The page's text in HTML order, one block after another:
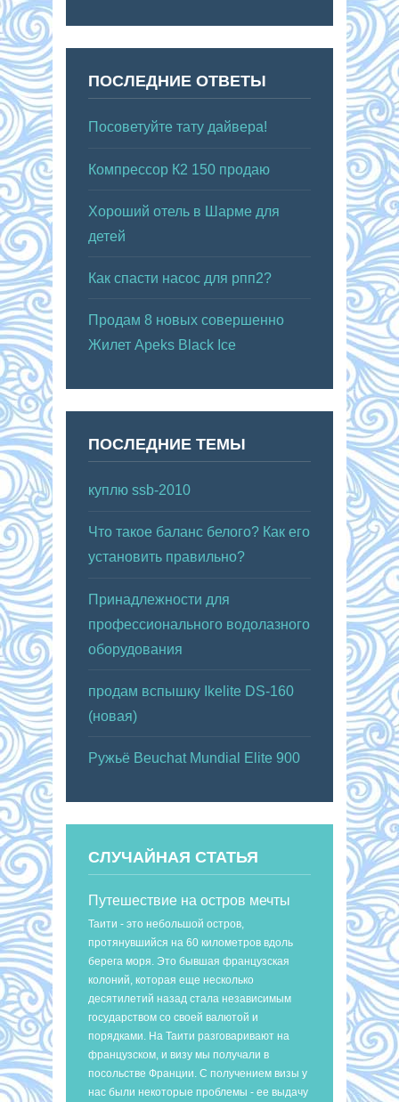
ПОСЛЕДНИЕ ОТВЕТЫ
Посоветуйте тату дайвера!
Компрессор К2 150 продаю
Хороший отель в Шарме для
детей
Как спасти насос для рпп2?
Продам 8 новых совершенно
Жилет Apeks Black Ice
ПОСЛЕДНИЕ ТЕМЫ
куплю ssb-2010
Что такое баланс белого? Как его
установить правильно?
Принадлежности для
профессионального водолазного
оборудования
продам вспышку Ikelite DS-160
(новая)
Ружьё Beuchat Mundial Elite 900
СЛУЧАЙНАЯ СТАТЬЯ
Путешествие на остров мечты
Таити - это небольшой остров,
протянувшийся на 60 километров вдоль
берега моря. Это бывшая французская
колоний, которая еще несколько
десятилетий назад стала независимым
государством со своей валютой и
порядками. На Таити разговаривают на
французском, и визу мы получали в
посольстве Франции. С получением визы у
нас были некоторые проблемы - ее выдачу